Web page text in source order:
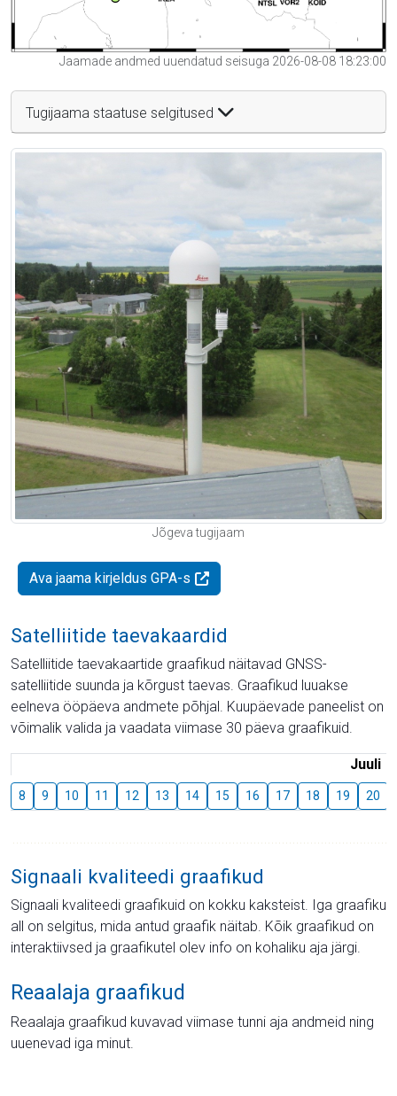
Jaamade andmed uuendatud seisuga 2026-08-08 18:23:00
Tugijaama staatuse selgitused
Jõgeva tugijaam
Ava jaama kirjeldus GPA-s
Satelliitide taevakaardid
Satelliitide taevakaartide graafikud näitavad GNSS-
satelliitide suunda ja kõrgust taevas. Graafikud luuakse
eelneva ööpäeva andmete põhjal. Kuupäevade paneelist on
võimalik valida ja vaadata viimase 30 päeva graafikuid.
Juuli
8 9 10 11 12 13 14 15 16 17 18 19 20
Signaali kvaliteedi graafikud
Signaali kvaliteedi graafikuid on kokku kaksteist. Iga graafiku
all on selgitus, mida antud graafik näitab. Kõik graafikud on
interaktiivsed ja graafikutel olev info on kohaliku aja järgi.
Reaalaja graafikud
Reaalaja graafikud kuvavad viimase tunni aja andmeid ning
uuenevad iga minut.